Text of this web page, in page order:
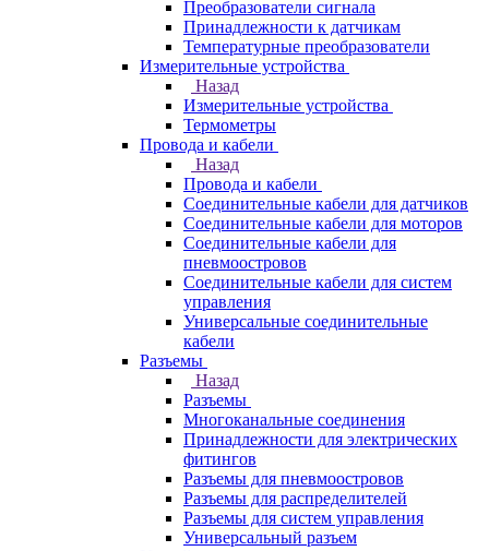
Преобразователи сигнала
Принадлежности к датчикам
Температурные преобразователи
Измерительные устройства
Назад
Измерительные устройства
Термометры
Провода и кабели
Назад
Провода и кабели
Соединительные кабели для датчиков
Соединительные кабели для моторов
Соединительные кабели для
пневмоостровов
Соединительные кабели для систем
управления
Универсальные соединительные
кабели
Разъемы
Назад
Разъемы
Многоканальные соединения
Принадлежности для электрических
фитингов
Разъемы для пневмоостровов
Разъемы для распределителей
Разъемы для систем управления
Универсальный разъем